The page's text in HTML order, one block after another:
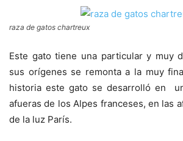
raza de gatos chartreux
Este gato tiene una particular y muy
sus orígenes se remonta a la muy
historia este gato se desarrolló en
afueras de los Alpes franceses, en las
de la luz París.